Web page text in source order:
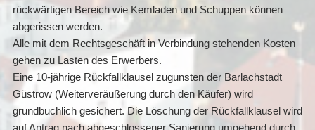
rückwärtigen Bereich wie Kemladen und Schuppen können
abgerissen werden.
Alle mit dem Rechtsgeschäft in Verbindung stehenden Kosten
gehen zu Lasten des Erwerbers.
Eine 10-jährige Rückfallklausel zugunsten der Barlachstadt
Güstrow (Weiterveräußerung durch den Käufer) wird
grundbuchlich gesichert. Die Löschung der Rückfallklausel wird